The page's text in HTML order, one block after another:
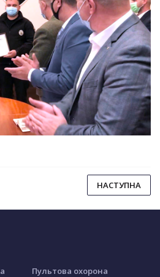
НАСТУПНА
Пультова охорона